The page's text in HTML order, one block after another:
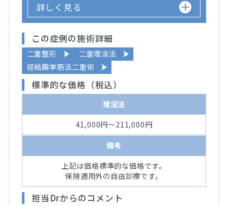
詳しく見る
この症例の施術詳細
二重整形
二重埋没法
経結膜挙筋法二重術
標準的な価格（税込）
埋没法
41,000円～211,000円
備考
上記は価格標準的な価格です。
保険適用外の自由診療です。
担当Drからのコメント